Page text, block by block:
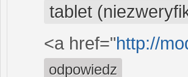
tablet
<a href="http://
odpowiedz